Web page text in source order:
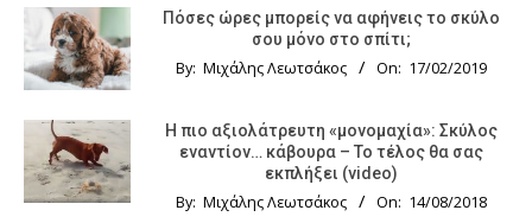
Πόσες ώρες μπορείς να αφήνεις το σκύλο
σου μόνο στο σπίτι;
By: Μιχάλης Λεωτσάκος On: 17/02/2019
Η πιο αξιολάτρευτη «μονομαχία»: Σκύλος
εναντίον… κάβουρα – Το τέλος θα σας
εκπλήξει (video)
By: Μιχάλης Λεωτσάκος On: 14/08/2018